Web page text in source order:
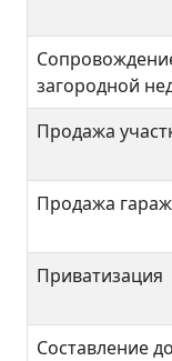
загородной
Продажа
Продажа
Приватизация
Составление